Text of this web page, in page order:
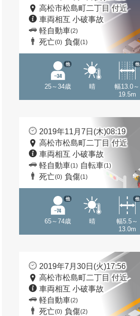
高松市松島町二丁目 付近
車両相互 小破事故
軽自動車(2)
死亡(0) 負傷(1)
25～34歳
他
晴
幅13.0～
19.5m
他
2019年11月7日(木)08:19
高松市松島町二丁目 付近
車両相互 小破事故
軽自動車(1) 自転車(1)
死亡(0) 負傷(1)
65～74歳
他
晴
幅5.5～
13.0m
他
2019年7月30日(火)17:56
高松市松島町二丁目 付近
車両相互 小破事故
軽自動車(2)
死亡(0) 負傷(2)